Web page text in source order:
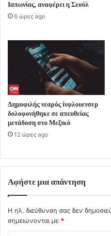
Ιαπωνίας, αναφέρει η Σεούλ
6 ώρες ago
Δημοφιλής νεαρός ίνφλουενσερ
δολοφονήθηκε σε απευθείας
μετάδοση στο Μεξικό
12 ώρες ago
Αφήστε μια απάντηση
Η ηλ. διεύθυνση σας δεν
σημειώνονται με *